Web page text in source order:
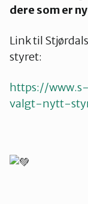
dere som er
Link til
styret:
https://
valgt-nytt-